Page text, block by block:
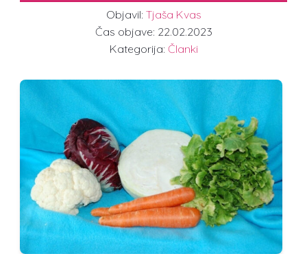
Objavil: Tjaša Kvas
Čas objave: 22.02.2023
Kategorija: Članki